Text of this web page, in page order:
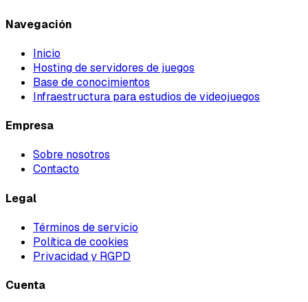
Navegación
Inicio
Hosting de servidores de juegos
Base de conocimientos
Infraestructura para estudios de videojuegos
Empresa
Sobre nosotros
Contacto
Legal
Términos de servicio
Política de cookies
Privacidad y RGPD
Cuenta